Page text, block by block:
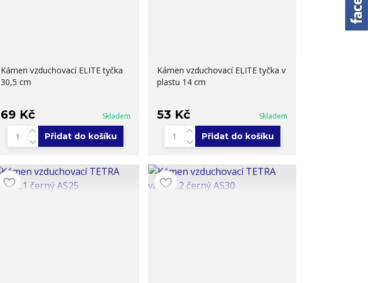
Kámen vzduchovací ELITE tyčka
30,5 cm
69 Kč Skladem
Přidat do košíku
Kámen vzduchovací ELITE tyčka v
plastu 14 cm
53 Kč Skladem
Přidat do košíku